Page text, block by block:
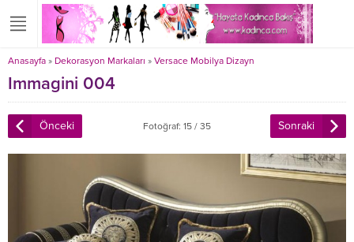
Anasayfa » Dekorasyon Markaları » Versace Mobilya Dizayn
Immagini 004
Önceki Fotoğraf: 15 / 35 Sonraki